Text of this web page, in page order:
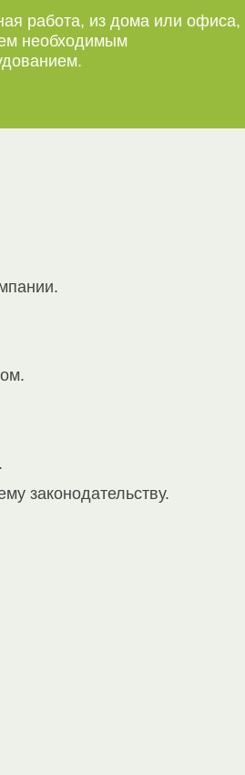
работа, из дома или офиса,
необходимым
законодательству.